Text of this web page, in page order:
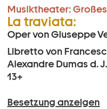
Musiktheater:
La traviata:
Oper von Giuseppe
Libretto von
Alexandre Dumas d. J.
13+
Besetzung anzeigen